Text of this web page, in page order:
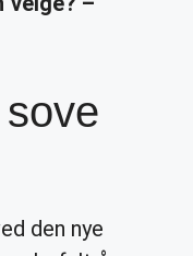
den nye